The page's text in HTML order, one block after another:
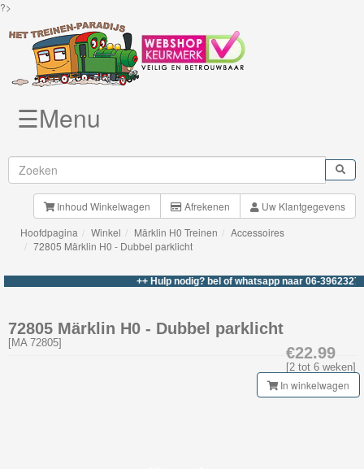
?>
Brio
Treinen
BigJigs
&
Märklin
☰Menu
Inhoud Winkelwagen Afrekenen
Uw Klantgegevens
Hoofdpagina
Winkel Märklin H0 Treinen
Accessoires
72805 Märklin H0 - Dubbel parklicht
++ Hulp nodig? bel of whatsapp naar 06-39623276
€22.99
[2 tot 6 weken]
72805 Märklin H0 - Dubbel parklicht
[MA 72805]
In winkelwagen